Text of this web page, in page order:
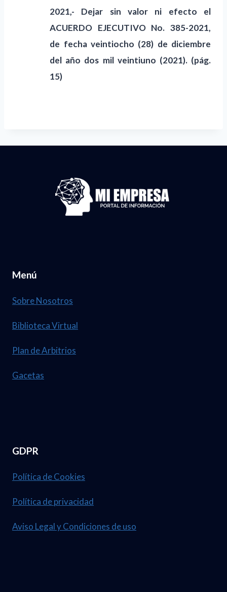
2021,- Dejar sin valor ni efecto el
ACUERDO EJECUTIVO No. 385-2021,
de fecha veintiocho (28) de diciembre
del año dos mil veintiuno (2021). (pág.
15)
Menú
Sobre Nosotros
Biblioteca Virtual
Plan de Arbitrios
Gacetas
GDPR
Política de Cookies
Política de privacidad
Aviso Legal y Condiciones de uso